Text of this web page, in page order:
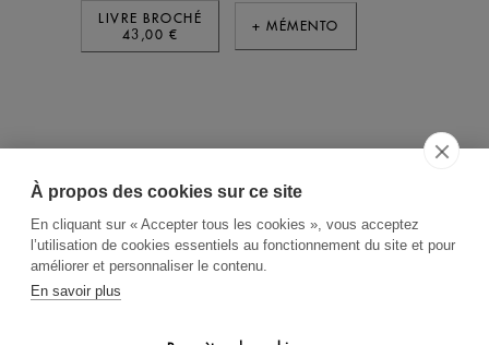
À propos des cookies sur ce site
En cliquant sur « Accepter tous les cookies », vous acceptez
l’utilisation de cookies essentiels au fonctionnement du site et pour
améliorer et personnaliser le contenu.
En savoir plus
LIVRE BROCHÉ
43,00 €
+ MÉMENTO
RECHERCHE THÉMATIQUE
RIGHTS & PERMISSIONS